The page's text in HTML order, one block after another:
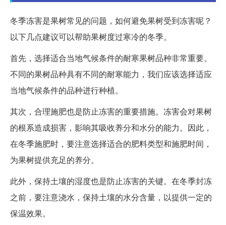
冬季冻害是果树常见的问题，如何避免果树受到冻害呢？
以下几点建议可以帮助果树度过寒冷的冬季。
首先，选择适合当地气候条件的耐寒果树品种非常重要。
不同的果树品种具有不同的耐寒能力，我们应该选择适应
当地气候条件的品种进行种植。
其次，合理施肥也是防止冻害的重要措施。冻害会对果树
的根系造成损害，影响其吸收养分和水分的能力。因此，
在冬季施肥时，要注意选择适合的肥料类型和施肥时间，
为果树提供充足的养分。
此外，保持土壤的湿度也是防止冻害的关键。在冬季封冻
之前，要注意浇水，保持土壤的水分含量，以提供一定的
保温效果。